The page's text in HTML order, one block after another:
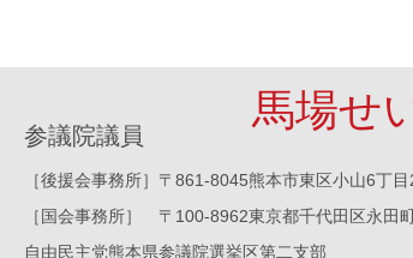
参議院議員
馬場せ
［後援会事務所］〒861-8045熊本市東区小山6
［国会事務所］ 〒100-8962東京都千代田区永
自由民主党熊本県参議院選挙区第二支部